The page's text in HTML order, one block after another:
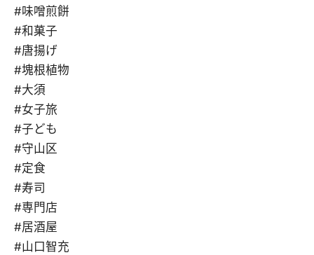
#味噌煎餅
#和菓子
#唐揚げ
#塊根植物
#大須
#女子旅
#子ども
#守山区
#定食
#寿司
#専門店
#居酒屋
#山口智充